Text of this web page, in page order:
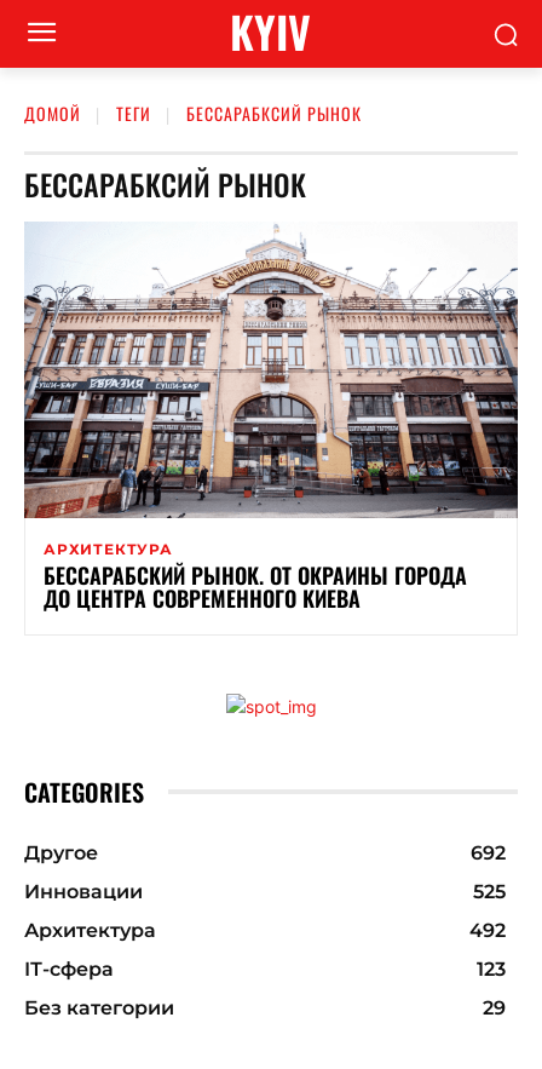
KYIV
ДОМОЙ ТЕГИ БЕССАРАБКСИЙ РЫНОК
БЕССАРАБКСИЙ РЫНОК
АРХИТЕКТУРА
БЕССАРАБСКИЙ РЫНОК. ОТ ОКРАИНЫ ГОРОДА
ДО ЦЕНТРА СОВРЕМЕННОГО КИЕВА
CATEGORIES
Другое
692
Инновации
525
Архитектура
492
ІТ-сфера
123
Без категории
29